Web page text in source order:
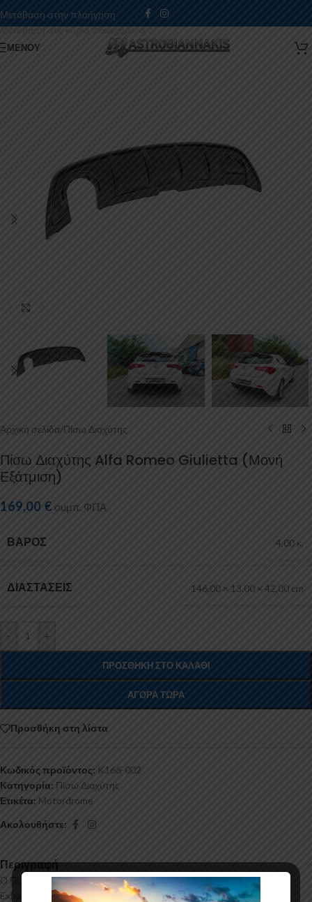
Μετάβαση στην πλοήγηση
Μετάβαση στο κύριο περιεχόμενο
ΜΕΝΟΎ
Αρχική σελίδα/Πίσω Διαχύτης
Πίσω Διαχύτης Alfa Romeo Giulietta (Μονή
Εξάτμιση)
169,00 € συμπ. ΦΠΑ
ΒΆΡΟΣ 4,00 κ.
ΔΙΑΣΤΆΣΕΙΣ 146,00 × 13,00 × 42,00 cm
- +
ΠΡΟΣΘΉΚΗ ΣΤΟ ΚΑΛΆΘΙ
ΑΓΟΡΆ ΤΏΡΑ
Προσθήκη στη λίστα
Κωδικός προϊόντος: K166-002
Κατηγορία: Πίσω Διαχύτης
Ετικέτα: Motordrome
Ακολουθήστε:
Περιγραφή
Ο Πίσω Διαχύτης για το Alfa Romeo Giulietta (Single
Exhaust)κατασκευάζεται από ABS Πλαστικό υψηλής ποιότητας και